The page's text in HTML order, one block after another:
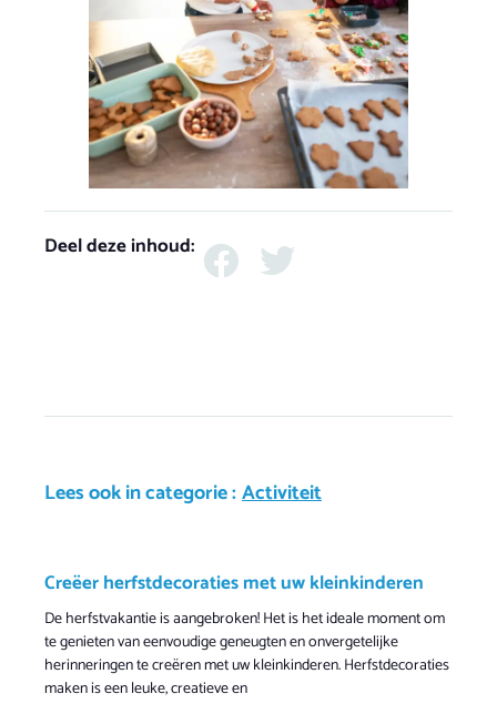
Deel deze inhoud:
Lees ook in categorie :Activiteit
Creëer herfstdecoraties met uw kleinkinderen
De herfstvakantie is aangebroken! Het is het ideale moment om
te genieten van eenvoudige geneugten en onvergetelijke
herinneringen te creëren met uw kleinkinderen. Herfstdecoraties
maken is een leuke, creatieve en